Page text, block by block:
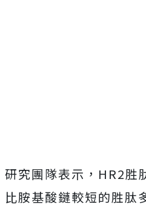
研究團隊表示，HR2胜
比胺基酸鏈較短的胜肽